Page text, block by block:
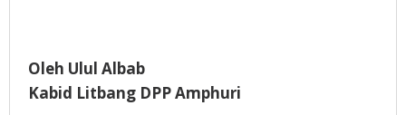
Oleh Ulul Albab
Kabid Litbang DPP Amphuri